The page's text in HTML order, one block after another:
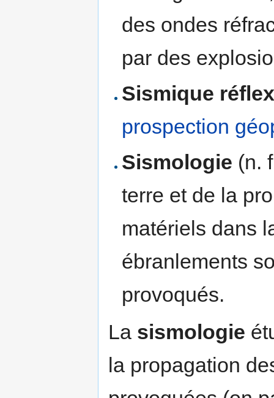
des ondes
par des
Sismique
prospection
Sismologie (n.
terre et de la
matériels dans
ébranlements
provoqués.
La sismologie
la propagation